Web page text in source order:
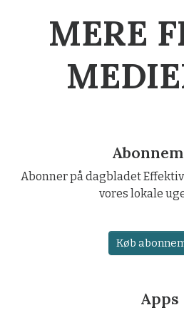
MERE
Abonner på dagbladet
vores lokale
Køb
Apps